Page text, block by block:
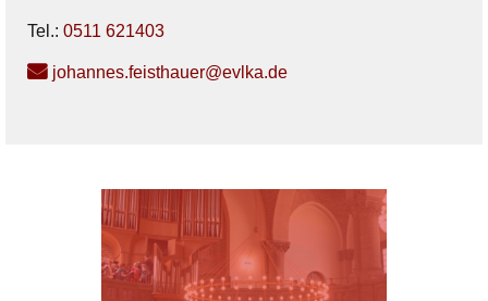
Tel.: 0511 621403
johannes.feisthauer@evlka.de